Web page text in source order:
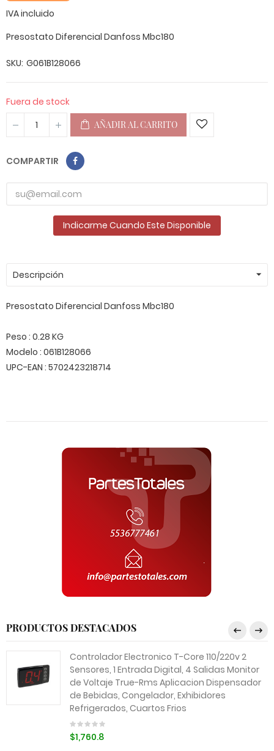
IVA incluido
Presostato Diferencial Danfoss Mbc180
SKU G061B128066
Fuera de stock
AÑADIR AL CARRITO
COMPARTIR
Indicarme Cuando Este Disponible
Descripción
Presostato Diferencial Danfoss Mbc180
Peso : 0.28 KG
Modelo : 061B128066
UPC-EAN : 5702423218714
PRODUCTOS DESTACADOS
Controlador Electronico T-Core 110/220v 2
Sensores, 1 Entrada Digital, 4 Salidas Monitor
de Voltaje True-Rms Aplicacion Dispensador
de Bebidas, Congelador, Exhibidores
Refrigerados, Cuartos Frios
$1,760.8